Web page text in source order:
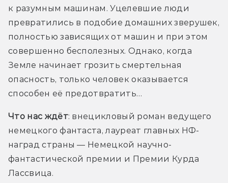
к разумным машинам. Уцелевшие люди
превратились в подобие домашних зверушек,
полностью зависящих от машин и при этом
совершенно бесполезных. Однако, когда
Земле начинает грозить смертельная
опасность, только человек оказывается
способен её предотвратить…
Что нас ждёт: внецикловый роман ведущего
немецкого фантаста, лауреат главных НФ-
наград страны — Немецкой научно-
фантастической премии и Премии Курда
Лассвица.